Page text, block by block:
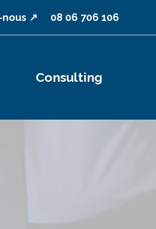
↗ 08 06 706 106
Consulting